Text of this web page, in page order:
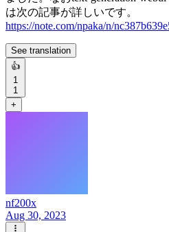
は次の記事が詳しいです。
https://note.com/npaka/n/
See translation
👍
1
1
+
nf200x
Aug 30, 2023